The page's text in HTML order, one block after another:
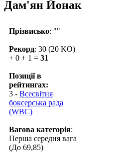
Дам'ян Йонак
Прізвисько: ""
Рекорд: 30 (20 KO)
+ 0 + 1 = 31
Позиції в
рейтингах:
3 - Всесвітня
боксерська рада
(WBC)
Вагова категорія:
Перша середня вага
(До 69,85)